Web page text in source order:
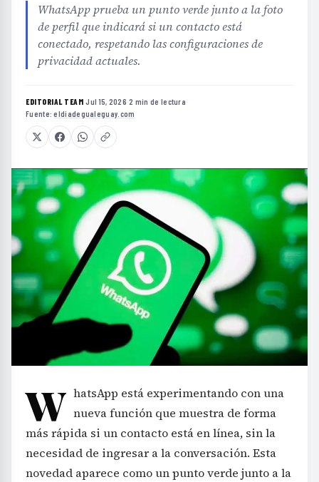
WhatsApp prueba un punto verde junto a la foto
de perfil que indicará si un contacto está
conectado, respetando las configuraciones de
privacidad actuales.
EDITORIAL TEAM·Jul 15, 2026·2 min de lectura·
Fuente:eldiadegualeguay.com
W hatsApp está experimentando con una
nueva función que muestra de forma
más rápida si un contacto está en línea, sin la
necesidad de ingresar a la conversación. Esta
novedad aparece como un punto verde junto a la